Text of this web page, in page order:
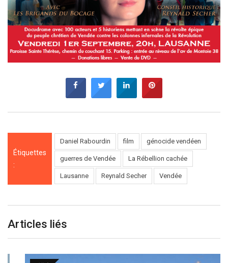
Étiquettes
:
Daniel Rabourdin film génocide vendéen
guerres de Vendée La Rébellion cachée
Lausanne Reynald Secher Vendée
Articles liés